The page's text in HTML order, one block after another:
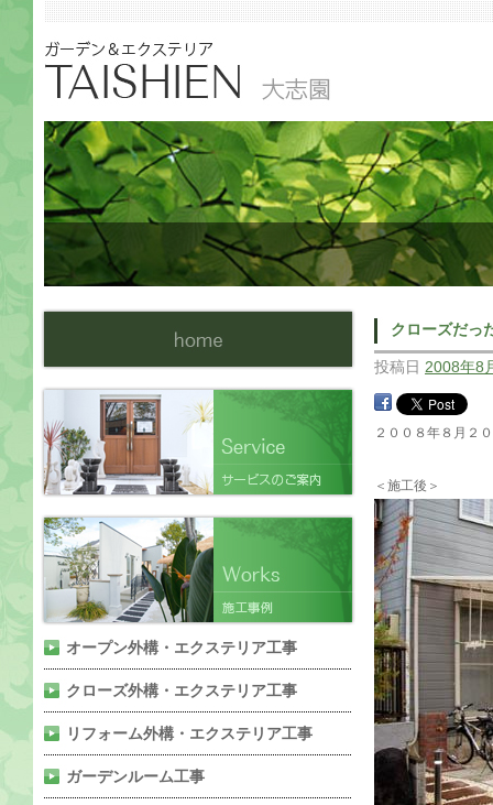
オープン外構・エクステリア工事
クローズ外構・エクステリア工事
リフォーム外構・エクステリア工事
ガーデンルーム工事
クローズだっ
投稿日 2008年8
２００８年８月
＜施工後＞